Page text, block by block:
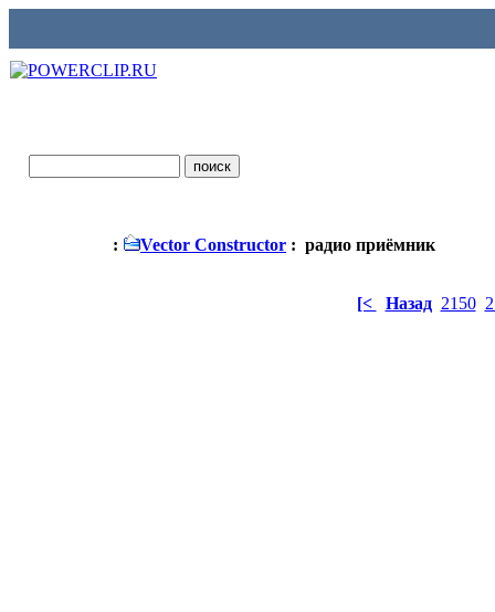
: Vector Constructor : радио приёмник
[< Назад 2150